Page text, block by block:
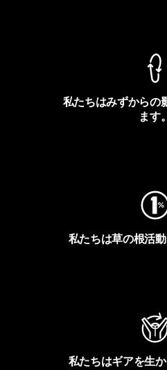
私たちはみずからの
ます。
私たちは草の根活動
私たちはギアを生か